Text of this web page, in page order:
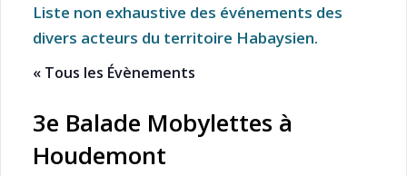
Liste non exhaustive des événements des
divers acteurs du territoire Habaysien.
« Tous les Évènements
3e Balade Mobylettes à
Houdemont